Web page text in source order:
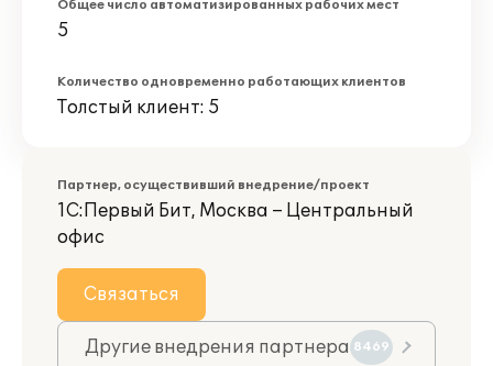
Общее число автоматизированных рабочих мест
5
Количество одновременно работающих клиентов
Толстый клиент: 5
Партнер, осуществивший внедрение/проект
1С:Первый Бит, Москва – Центральный
офис
Связаться
Другие внедрения партнера 8469